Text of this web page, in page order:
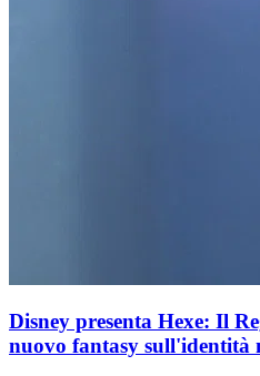
Disney presenta Hexe: Il
nuovo fantasy sull'identità